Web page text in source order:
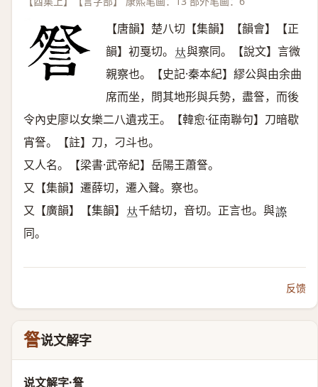
【唐韻】楚八切【集韻】【韻會】【正
韻】初戛切。 𠀤與察同。【說文】言微
親察也。【史記·秦本紀】繆公與由余曲
席而坐，問其地形與兵勢，盡詧，而後
令內史廖以女樂二八遺戎王。【韓愈·征南聯句】刀暗歇
宵詧。【註】刀，刁斗也。
又人名。【梁書·武帝紀】岳陽王蕭詧。
又【集韻】遷薛切，遷入聲。察也。
又【廣韻】【集韻】 𠀤千結切，音切。正言也。與𧫕
同。
反馈
詧说文解字
说文解字·詧